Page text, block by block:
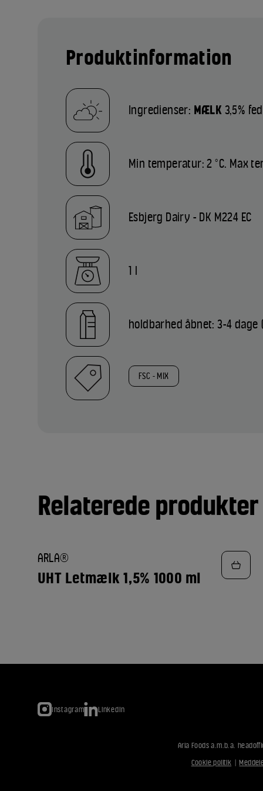
Produktinformation
Ingredienser: MÆLK 3,5%
Min temperatur: 2 °C. Max
Esbjerg Dairy - DK M224 EC
1 l
holdbarhed åbnet: 3-4 dage
FSC - MIX
Relaterede produkter
TILFØJ
TIL
FAVORITTER
ARLA®
UHT Letmælk 1,5% 1000 ml
Instagram LinkedIn
Arla Foods a.m.b.a.
Cookie politik |